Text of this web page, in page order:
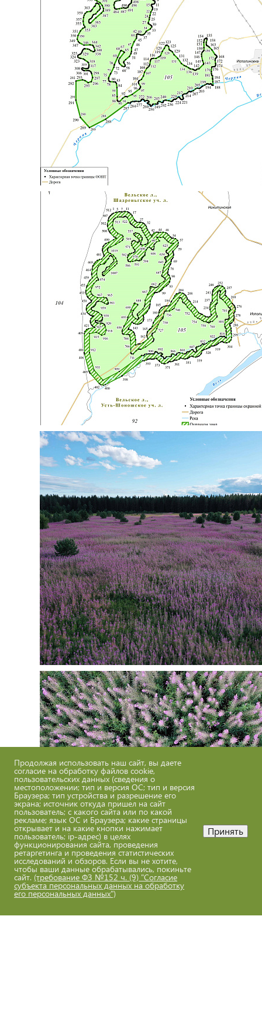
Продолжая использовать наш сайт, вы даете
согласие на обработку файлов cookie,
пользовательских данных (сведения о
местоположении; тип и версия ОС; тип и версия
Браузера; тип устройства и разрешение его
экрана; источник откуда пришел на сайт
пользователь; с какого сайта или по какой
рекламе; язык ОС и Браузера; какие страницы
открывает и на какие кнопки нажимает
пользователь; ip-адрес) в целях
функционирования сайта, проведения
ретаргетинга и проведения статистических
исследований и обзоров. Если вы не хотите,
чтобы ваши данные обрабатывались, покиньте
сайт. (требование ФЗ №152 ч. (9) "Согласие
субъекта персональных данных на обработку
его персональных данных")
Принять